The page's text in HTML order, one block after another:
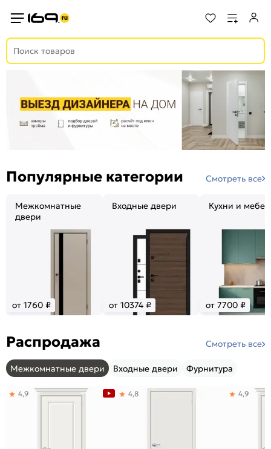
Популярные категории Смотреть все
Межкомнатные
двери
от 1760 ₽
Входные двери
от 10374 ₽
Кухни и
от 7700 ₽
Распродажа Смотреть все
Межкомнатные двери Входные двери Фурнитура
4,9 4,8 4,9